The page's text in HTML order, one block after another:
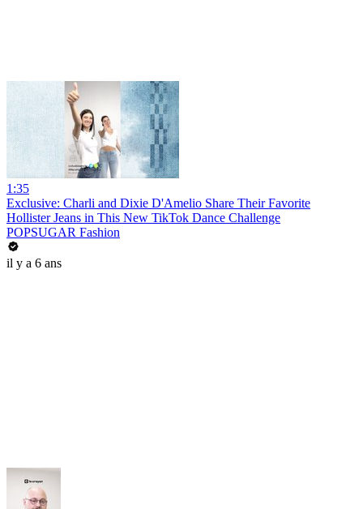
1:35
Exclusive: Charli and Dixie D'Amelio Share Their Favorite
Hollister Jeans in This New TikTok Dance Challenge
POPSUGAR Fashion
il y a 6 ans